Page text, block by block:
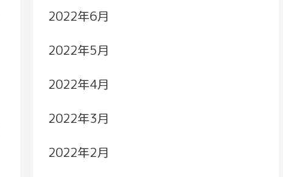
2022年6月
2022年5月
2022年4月
2022年3月
2022年2月